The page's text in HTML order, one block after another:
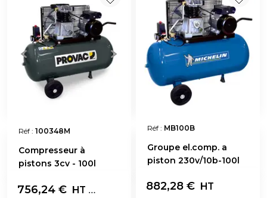
Réf : 100348M
Compresseur à
pistons 3cv - 100l
756,24 € HT L'unité
Réf : MB100B
Groupe el.comp. a
piston 230v/10b-100l
882,28 € HT